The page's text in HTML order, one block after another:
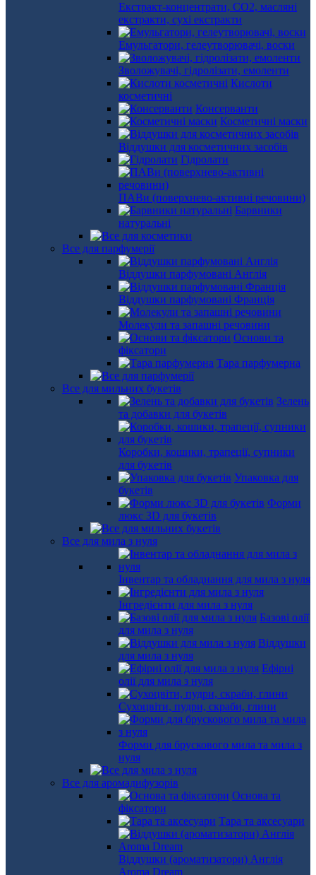
Екстракт-концентрати, СО2, масляні
екстракти, сухі екстракти
Емульгатори, гелеутворювачі, воски
Зволожувачі, гідролізати, емоленти
Кислоти
косметичні
Консерванти
Косметичні маски
Віддушки для косметичних засобів
Гідролати
ПАВи (поверхнево-активні речовини)
Барвники
натуральні
Все для парфумерії
Віддушки парфумовані Англія
Віддушки парфумовані Франція
Молекули та запашні речовини
Основи та
фіксатори
Тара парфумерна
Все для мильних букетів
Зелень
та добавки для букетів
Коробки, кошики, трапеції, супники
для букетів
Упаковка для
букетів
Форми
люкс 3D для букетів
Все для мила з нуля
Інвентар та обладнання для мила з нуля
Інгредієнти для мила з нуля
Базові олії
для мила з нуля
Віддушки
для мила з нуля
Ефірні
олії для мила з нуля
Сухоцвіти, пудри, скраби, глини
Форми для брускового мила та мила з
нуля
Все для аромадифузорів
Основа та
фіксатори
Тара та аксесуари
Віддушки (ароматизатори) Англія
Aroma Dream